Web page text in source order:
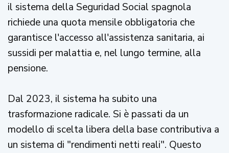
il sistema della Seguridad Social spagnola
richiede una quota mensile obbligatoria che
garantisce l'accesso all'assistenza sanitaria, ai
sussidi per malattia e, nel lungo termine, alla
pensione.
Dal 2023, il sistema ha subito una
trasformazione radicale. Si è passati da un
modello di scelta libera della base contributiva a
un sistema di "rendimenti netti reali". Questo